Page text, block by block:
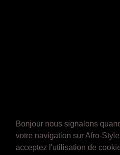
Bonjour nous signalons
votre navigation sur Afro-
acceptez l'utilisation de